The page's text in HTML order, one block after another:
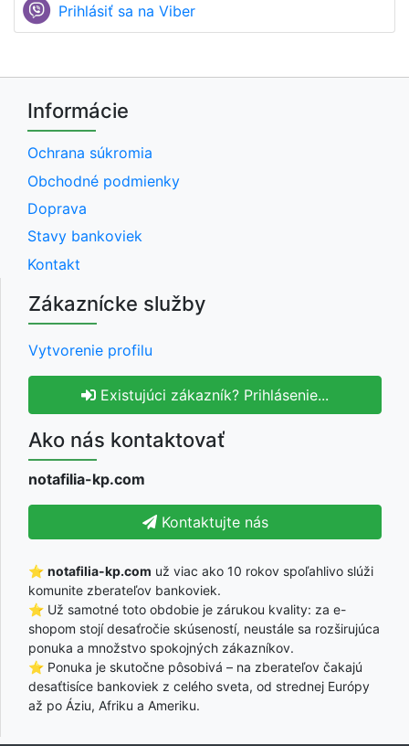
Prihlásiť sa na Viber
Informácie
Ochrana súkromia
Obchodné podmienky
Doprava
Stavy bankoviek
Kontakt
Zákaznícke služby
Vytvorenie profilu
Existujúci zákazník? Prihlásenie...
Ako nás kontaktovať
notafilia-kp.com
Kontaktujte nás
⭐ notafilia-kp.com už viac ako 10 rokov spoľahlivo slúži
komunite zberateľov bankoviek.
⭐ Už samotné toto obdobie je zárukou kvality: za e-
shopom stojí desaťročie skúseností, neustále sa rozširujúca
ponuka a množstvo spokojných zákazníkov.
⭐ Ponuka je skutočne pôsobivá – na zberateľov čakajú
desaťtisíce bankoviek z celého sveta, od strednej Európy
až po Áziu, Afriku a Ameriku.